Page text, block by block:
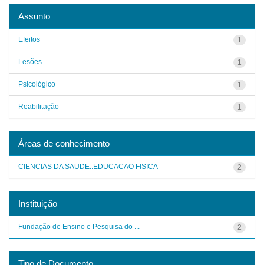
Assunto
1
Efeitos
1
Lesões
1
Psicológico
1
Reabilitação
Áreas de conhecimento
2
CIENCIAS DA SAUDE::EDUCACAO FISICA
Instituição
2
Fundação de Ensino e Pesquisa do ...